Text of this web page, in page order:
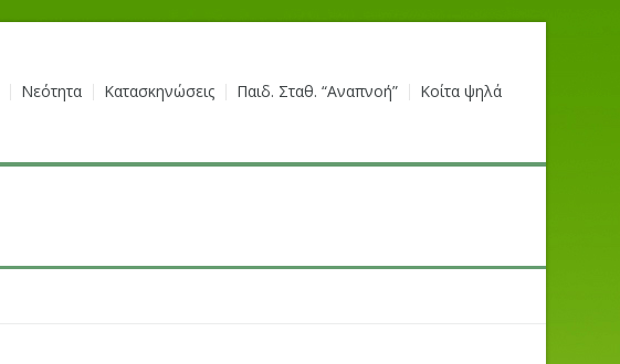
Νεότητα Κατασκηνώσεις Παιδ. Σταθ. “Αναπνοή” Κοίτα ψηλά